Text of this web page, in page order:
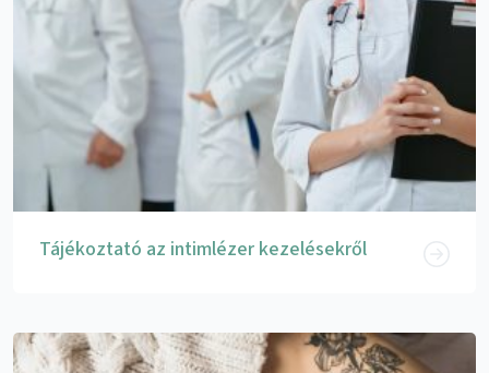
Tájékoztató az intimlézer kezelésekről